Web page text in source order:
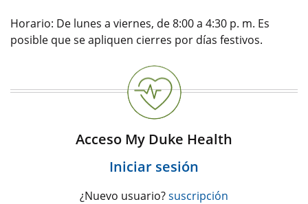
Horario: De lunes a viernes, de 8:00 a 4:30 p. m. Es
posible que se apliquen cierres por días festivos.
Acceso My Duke Health
Iniciar sesión
¿Nuevo usuario?suscripción